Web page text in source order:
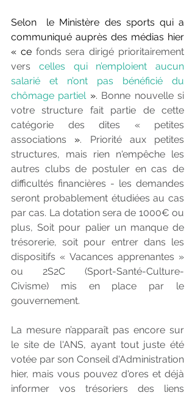
Selon  le Ministère des sports qui a
communiqué auprès des médias hier
« ce fonds sera dirigé prioritairement
vers celles qui n’emploient aucun
salarié et n’ont pas bénéficié du
chômage partiel ». Bonne nouvelle si
votre structure fait partie de cette
catégorie des dites « petites
associations ». Priorité aux petites
structures, mais rien n'empêche les
autres clubs de postuler en cas de
difficultés financières - les demandes
seront probablement étudiées au cas
par cas. La dotation sera de 1000€ ou
plus, Soit pour palier un manque de
trésorerie, soit pour entrer dans les
dispositifs « Vacances apprenantes »
ou 2S2C (Sport-Santé-Culture-
Civisme) mis en place par le
gouvernement.
La mesure n’apparaît pas encore sur
le site de l'ANS, ayant tout juste été
votée par son Conseil d'Administration
hier, mais vous pouvez d'ores et déjà
informer vos trésoriers des liens